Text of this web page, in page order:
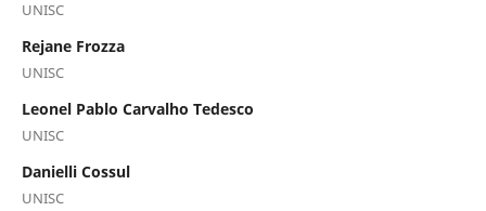
UNISC
Rejane Frozza
UNISC
Leonel Pablo Carvalho Tedesco
UNISC
Danielli Cossul
UNISC